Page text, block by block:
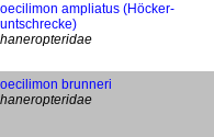
ampliatus (Höcker-
brunneri